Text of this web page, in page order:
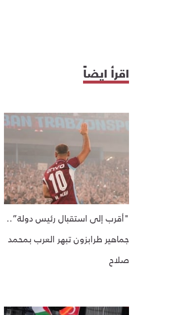
اقرأ ايضاً
"أقرب إلى استقبال رئيس دولة”..
جماهير طرابزون تبهر العرب بمحمد
صلاح